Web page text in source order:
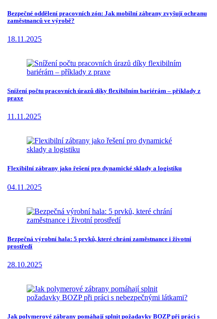
Bezpečné oddělení pracovních zón: Jak mobilní zábrany zvyšují ochranu
zaměstnanců ve výrobě?
18.11.2025
Snížení počtu pracovních úrazů díky flexibilním bariérám – příklady z
praxe
11.11.2025
Flexibilní zábrany jako řešení pro dynamické sklady a logistiku
04.11.2025
Bezpečná výrobní hala: 5 prvků, které chrání zaměstnance i životní
prostředí
28.10.2025
Jak polymerové zábrany pomáhají splnit požadavky BOZP při práci s